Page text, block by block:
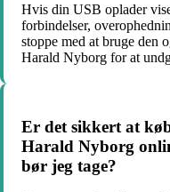
Hvis din USB oplader
forbindelser,
stoppe med at bruge den
Harald Nyborg for at
Er det sikkert at
Harald Nyborg
bør jeg tage?